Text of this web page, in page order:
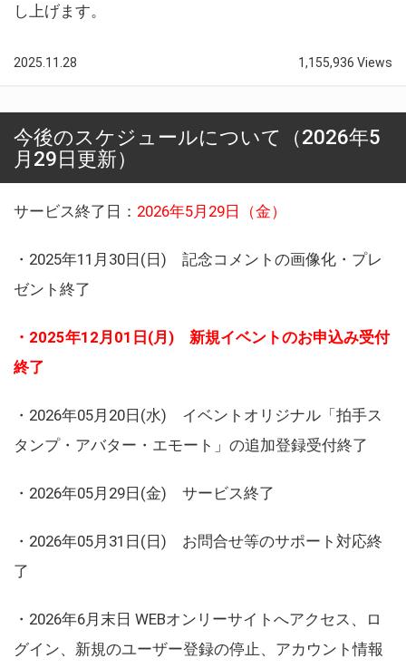
し上げます。
2025.11.28 1,155,936 Views
今後のスケジュールについて（2026年5
月29日更新）
サービス終了日： 2026年5月29日（金）
・2025年11月30日(日) 記念コメントの画像化・プレ
ゼント終了
・2025年12月01日(月) 新規イベントのお申込み受付
終了
・2026年05月20日(水) イベントオリジナル「拍手ス
タンプ・アバター・エモート」の追加登録受付終了
・2026年05月29日(金) サービス終了
・2026年05月31日(日) お問合せ等のサポート対応終
了
・2026年6月末日 WEBオンリーサイトへアクセス、ロ
グイン、新規のユーザー登録の停止、アカウント情報